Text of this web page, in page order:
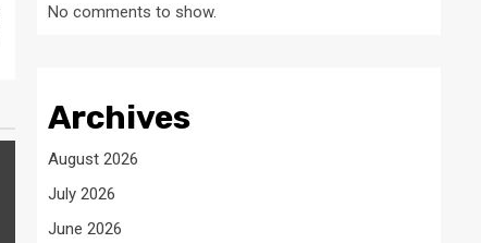
No comments to show.
Archives
August 2026
July 2026
June 2026